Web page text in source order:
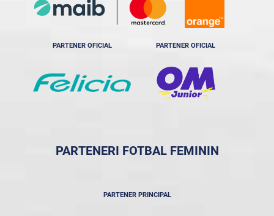
PARTENER OFICIAL PARTENER OFICIAL
PARTENERI FOTBAL FEMININ
PARTENER PRINCIPAL